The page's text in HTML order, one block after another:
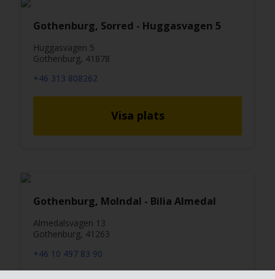
Gothenburg, Sorred - Huggasvagen 5
Huggasvagen 5
Gothenburg, 41878
+46 313 808262
Visa plats
Gothenburg, Molndal - Bilia Almedal
Almedalsvagen 13
Gothenburg, 41263
+46 10 497 83 90